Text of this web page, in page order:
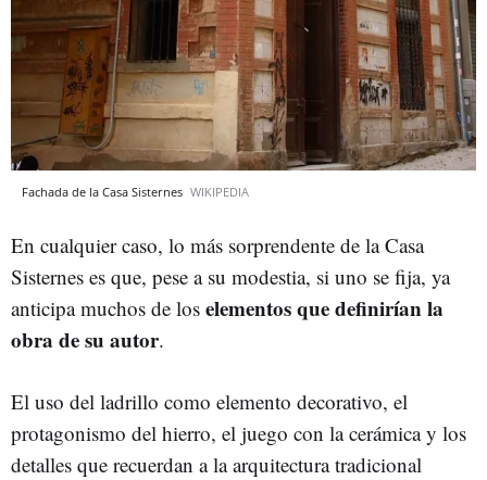
Fachada de la Casa Sisternes WIKIPEDIA
En cualquier caso, lo más sorprendente de la Casa
Sisternes es que, pese a su modestia, si uno se fija, ya
anticipa muchos de los elementos que definirían la
obra de su autor.
El uso del ladrillo como elemento decorativo, el
protagonismo del hierro, el juego con la cerámica y los
detalles que recuerdan a la arquitectura tradicional